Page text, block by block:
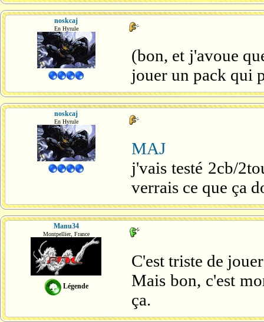
noskcaj
En Hyrule
(bon, et j'avoue
jouer un pack qui
noskcaj
En Hyrule
MAJ
j'vais testé 2cb/
verrais ce que ça
Manu34
Montpellier, France
Légende
C'est triste de
Mais bon, c'est
ça.